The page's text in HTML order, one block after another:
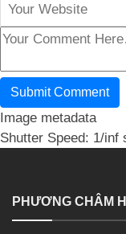
Image metadata
Shutter Speed: 1/inf
PHƯƠNG CHÂM